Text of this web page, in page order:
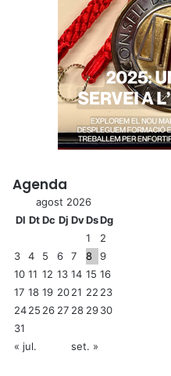
Agenda
agost 2026
Dl DtDc Dj DvDsDg
1
2
3
4 5 6 7 8
9
10 11 12 13 14 15 16
17 18 19 2021 22 23
2425 26 27 28 2930
31
« jul.
set. »